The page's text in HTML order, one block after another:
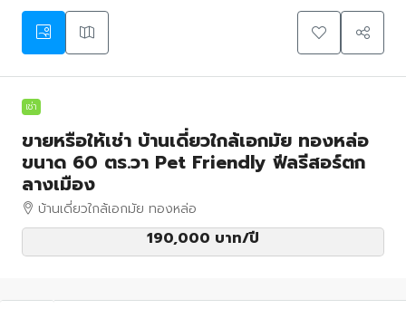
เช่า
ขายหรือให้เช่า บ้านเดี่ยวใกล้เอกมัย ทองหล่อ
ขนาด 60 ตร.วา Pet Friendly ฟีลรีสอร์ตก
ลางเมือง
บ้านเดี่ยวใกล้เอกมัย ทองหล่อ
190,000 บาท/ปี